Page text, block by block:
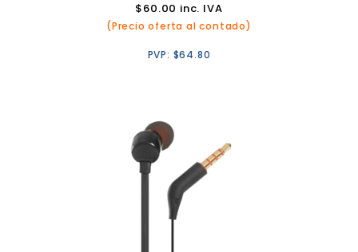
$60.00 inc. IVA
(Precio oferta al contado)
PVP: $64.80